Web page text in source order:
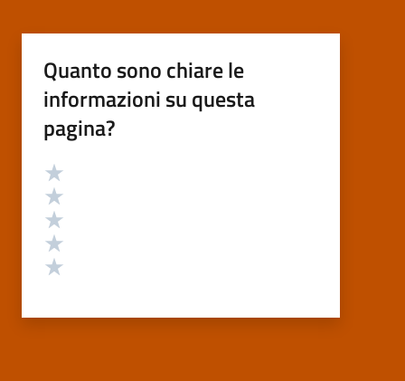
Quanto sono chiare le
informazioni su questa
pagina?
Valutazione